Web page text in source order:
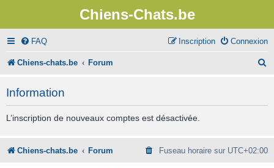
Chiens-Chats.be
FAQ Connexion
Inscription
Chiens-chats.be Forum
r
Information
L’inscription de nouveaux comptes est désactivée.
Chiens-chats.be Forum Fuseau horaire sur UTC+02:00